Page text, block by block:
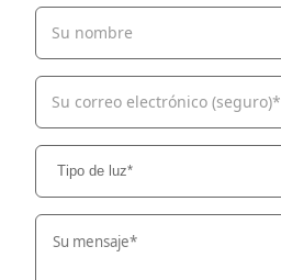
Su nombre
Su correo electrónico (seguro)*